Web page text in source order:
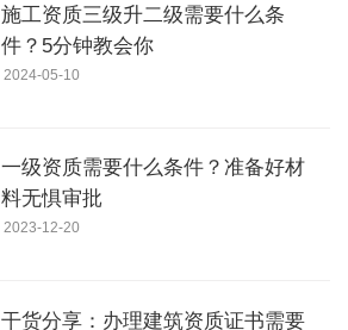
施工资质三级升二级需要什么条
件？5分钟教会你
2024-05-10
一级资质需要什么条件？准备好材
料无惧审批
2023-12-20
干货分享：办理建筑资质证书需要